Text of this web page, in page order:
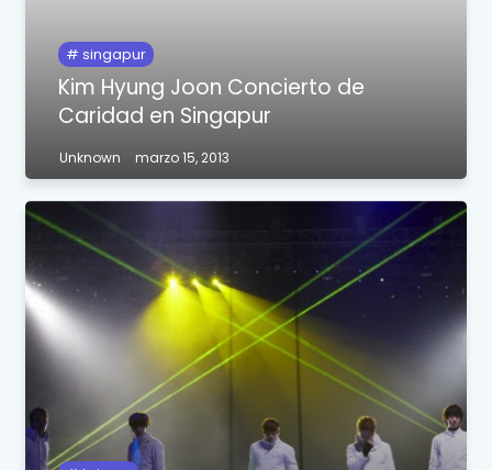
singapur
Kim Hyung Joon Concierto de
Caridad en Singapur
Unknown marzo 15, 2013